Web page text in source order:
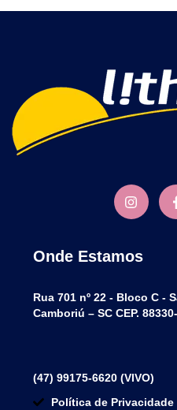
Onde Estamos
Rua 701 nº 22 - Bloco C -
Camboriú – SC CEP.
(47) 99175-6620 (VIVO)
Política de Privacidade